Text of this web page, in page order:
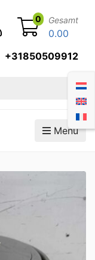
+31850509912
0 Gesamt
0.00
Menü